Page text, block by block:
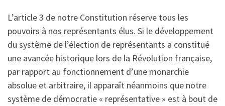
L’article 3 de notre Constitution réserve tous les
pouvoirs à nos représentants élus. Si le développement
du système de l’élection de représentants a constitué
une avancée historique lors de la Révolution française,
par rapport au fonctionnement d’une monarchie
absolue et arbitraire, il apparaît néanmoins que notre
système de démocratie « représentative » est à bout de